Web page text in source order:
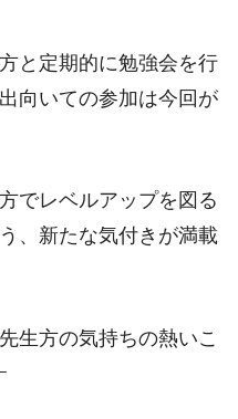
と定期的に勉強会を行
向いての参加は今回が
でレベルアップを図る
、新たな気付きが満載
生方の気持ちの熱いこ